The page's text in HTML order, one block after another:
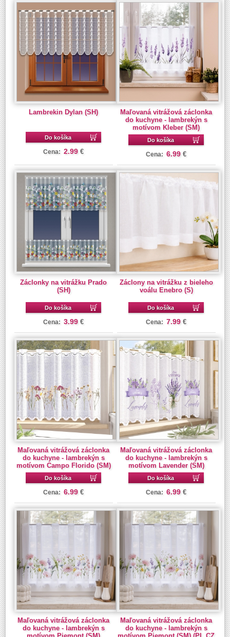
Lambrekin Dylan (SH)
Do košíka
Cena: 2.99 €
Maľovaná vitrážová záclonka
do kuchyne - lambrekýn s
motívom Kleber (SM)
Do košíka
Cena: 6.99 €
Záclonky na vitrážku Prado
(SH)
Do košíka
Cena: 3.99 €
Záclony na vitrážku z bieleho
voálu Enebro (S)
Do košíka
Cena: 7.99 €
Maľovaná vitrážová záclonka
do kuchyne - lambrekýn s
motívom Campo Florido (SM)
Do košíka
Cena: 6.99 €
Maľovaná vitrážová záclonka
do kuchyne - lambrekýn s
motívom Lavender (SM)
Do košíka
Cena: 6.99 €
Maľovaná vitrážová záclonka
do kuchyne - lambrekýn s
Maľovaná vitrážová záclonka
do kuchyne - lambrekýn s